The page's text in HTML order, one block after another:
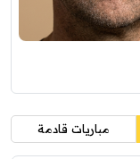
مباريات قادمة